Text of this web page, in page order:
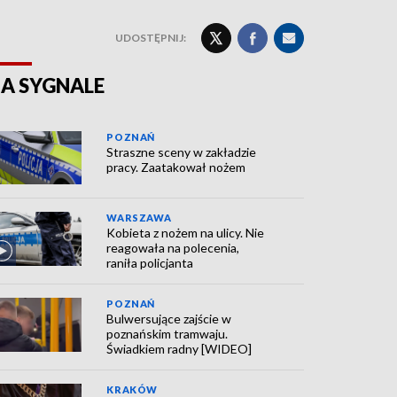
UDOSTĘPNIJ:
SYGNALE
POZNAŃ
Straszne sceny w zakładzie
pracy. Zaatakował nożem
WARSZAWA
Kobieta z nożem na ulicy. Nie
reagowała na polecenia,
raniła policjanta
POZNAŃ
Bulwersujące zajście w
poznańskim tramwaju.
Świadkiem radny [WIDEO]
KRAKÓW